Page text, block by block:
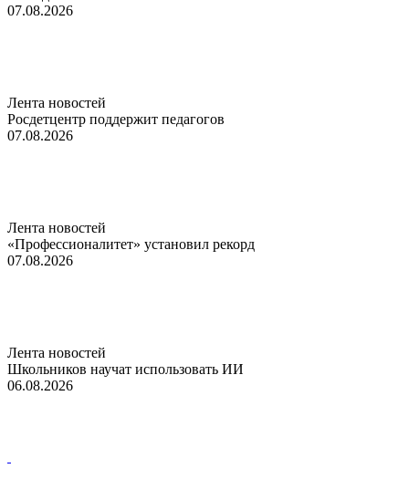
07.08.2026
Лента новостей
Росдетцентр поддержит педагогов
07.08.2026
Лента новостей
«Профессионалитет» установил рекорд
07.08.2026
Лента новостей
Школьников научат использовать ИИ
06.08.2026